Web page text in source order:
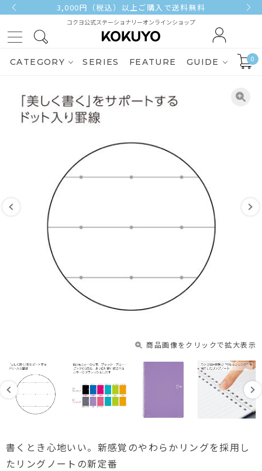
3,000円（税込）以上ご購入で送料無料
コクヨ公式ステーショナリーオンラインショップ
CATEGORY SERIES FEATURE GUIDE 0
商品画像をクリックで拡大表示
書くとき心地いい。新感覚のやわらかリングを採用し
たリングノートの新定番